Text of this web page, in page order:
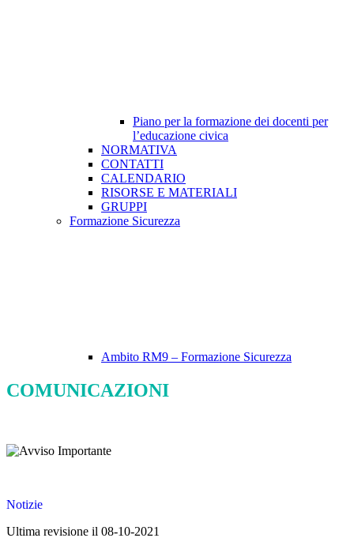
Piano per la formazione dei docenti per
l’educazione civica
NORMATIVA
CONTATTI
CALENDARIO
RISORSE E MATERIALI
GRUPPI
Formazione Sicurezza
Ambito RM9 – Formazione Sicurezza
COMUNICAZIONI
Notizie
Ultima revisione il 08-10-2021